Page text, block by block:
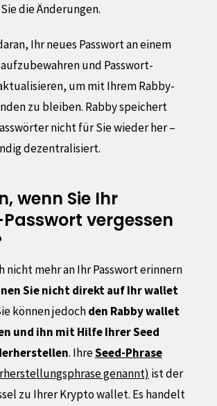
die Änderungen.
Ihr neues Passwort an einem
und Passwort-
um mit Ihrem Rabby-
zu bleiben. Rabby speichert
nicht für Sie wieder her –
dezentralisiert.
wenn Sie Ihr
vergessen
nicht mehr an Ihr Passwort erinnern
Sie nicht direkt auf Ihr wallet
können jedochden Rabby wallet
und ihn mit Hilfe Ihrer Seed
. IhreSeed-Phrase
genannt) ist der
zu Ihrer Krypto wallet. Es handelt